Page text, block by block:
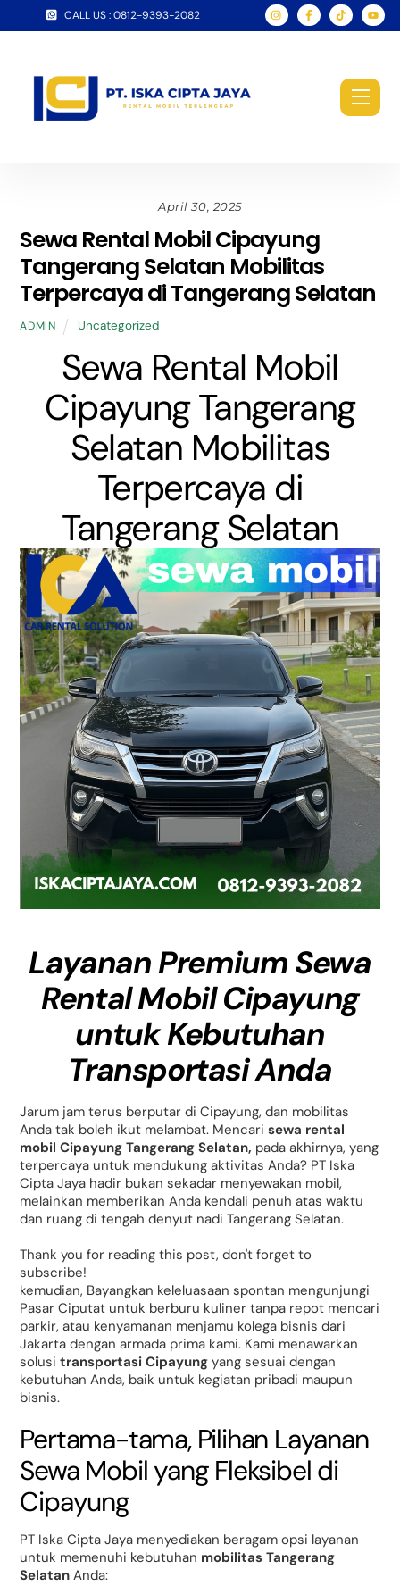
CALL US : 0812-9393-2082
April 30, 2025
Sewa Rental Mobil Cipayung
Tangerang Selatan Mobilitas
Terpercaya di Tangerang Selatan
ADMIN Uncategorized
Sewa Rental Mobil
Cipayung Tangerang
Selatan Mobilitas
Terpercaya di
Tangerang Selatan
Layanan Premium Sewa
Rental Mobil Cipayung
untuk Kebutuhan
Transportasi Anda
Jarum jam terus berputar di Cipayung, dan mobilitas
Anda tak boleh ikut melambat. Mencarisewa rental
mobil Cipayung Tangerang Selatan, pada akhirnya, yang
terpercaya untuk mendukung aktivitas Anda? PT Iska
Cipta Jaya hadir bukan sekadar menyewakan mobil,
melainkan memberikan Anda kendali penuh atas waktu
dan ruang di tengah denyut nadi Tangerang Selatan.
Thank you for reading this post, don't forget to
subscribe!
kemudian, Bayangkan keleluasaan spontan mengunjungi
Pasar Ciputat untuk berburu kuliner tanpa repot mencari
parkir, atau kenyamanan menjamu kolega bisnis dari
Jakarta dengan armada prima kami. Kami menawarkan
solusitransportasi Cipayung yang sesuai dengan
kebutuhan Anda, baik untuk kegiatan pribadi maupun
bisnis.
Pertama-tama, Pilihan Layanan
Sewa Mobil yang Fleksibel di
Cipayung
PT Iska Cipta Jaya menyediakan beragam opsi layanan
untuk memenuhi kebutuhan mobilitas Tangerang
Selatan Anda: